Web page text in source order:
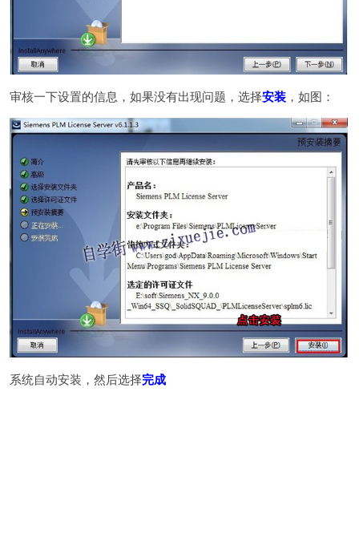
审核一下设置的信息，如果没有出现问题，选择安装 ，如图：
系统自动安装，然后选择完成